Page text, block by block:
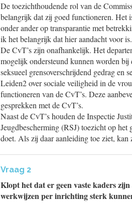
De toezichthoudende rol van de
belangrijk dat zij goed functioneren. Het
onder ander op transparantie met
ik het belangrijk dat hier aandacht voor
De CvT’s zijn onafhankelijk. Het
mogelijk ondersteund kunnen worden
seksueel grensoverschrijdend gedrag
Leiden2 over sociale veiligheid in de
functioneren van de CvT’s. Deze
gesprekken met de CvT’s.
Naast de CvT’s houden de Inspectie
Jeugdbescherming (RSJ) toezicht op
doet. Als zij daar aanleiding toe ziet, kan
Vraag 2
Klopt het dat er geen vaste kaders
werkwijzen per inrichting sterk